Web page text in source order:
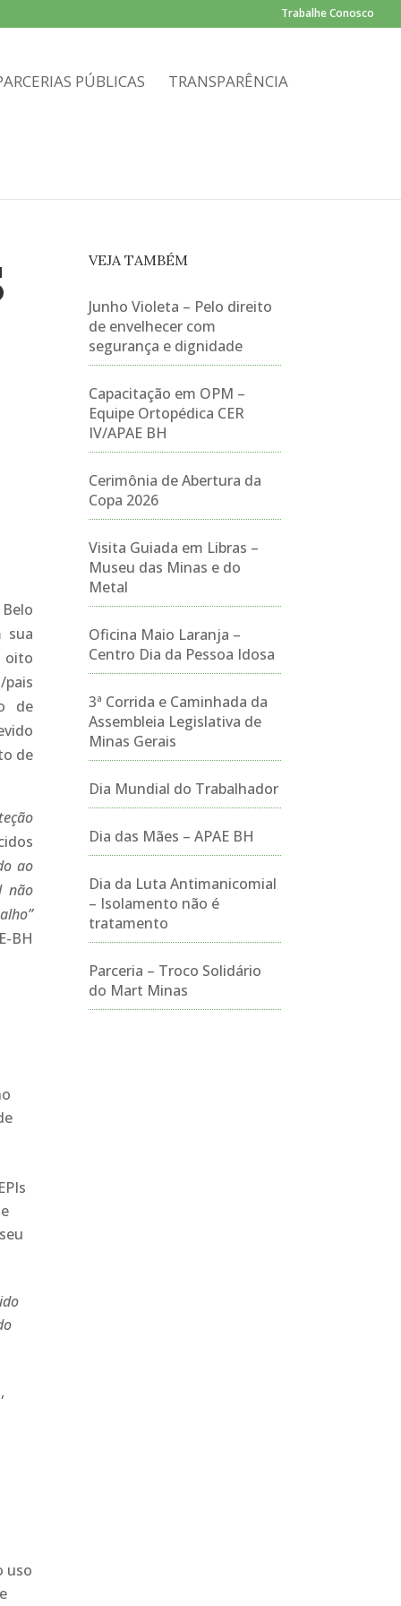
Trabalhe Conosco
PÚBLICAS TRANSPARÊNCIA
sua
oito
pais
de
de
ao
não
BH
uso
VEJA TAMBÉM
Junho Violeta – Pelo direito
de envelhecer com
segurança e dignidade
Capacitação em OPM –
Equipe Ortopédica CER
IV/APAE BH
Cerimônia de Abertura da
Copa 2026
Visita Guiada em Libras –
Museu das Minas e do
Metal
Oficina Maio Laranja –
Centro Dia da Pessoa Idosa
3ª Corrida e Caminhada da
Assembleia Legislativa de
Minas Gerais
Dia Mundial do Trabalhador
Dia das Mães – APAE BH
Dia da Luta Antimanicomial
– Isolamento não é
tratamento
Parceria – Troco Solidário
do Mart Minas